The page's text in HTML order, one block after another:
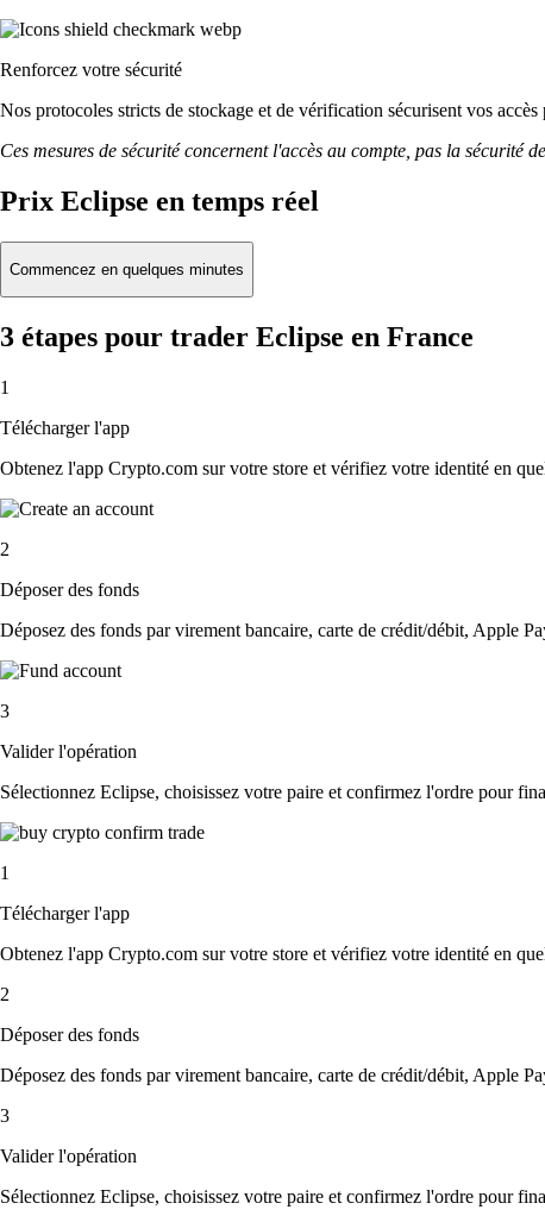
Renforcez votre sécurité
Nos protocoles stricts de stockage et de vérification sécurisent vos accès
Ces mesures de sécurité concernent l'accès au compte, pas la
Prix Eclipse en temps réel
Commencez en quelques minutes
3 étapes pour trader Eclipse en France
1
Télécharger l'app
Obtenez l'app Crypto.com sur votre store et vérifiez votre identité en
2
Déposer des fonds
Déposez des fonds par virement bancaire, carte de crédit/débit, Apple
3
Valider l'opération
Sélectionnez Eclipse, choisissez votre paire et confirmez l'ordre pour
1
Télécharger l'app
Obtenez l'app Crypto.com sur votre store et vérifiez votre identité en
2
Déposer des fonds
Déposez des fonds par virement bancaire, carte de crédit/débit, Apple
3
Valider l'opération
Sélectionnez Eclipse, choisissez votre paire et confirmez l'ordre pour